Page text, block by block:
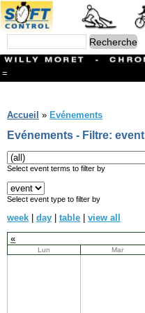
=
Branches
CONTACT
Ski ALPIN
Triathlon
Ski Nordique
Courses à pieds
Athlétisme
Slalom In-Line
Caisse à savon
Coupe "Journal La Gruyère"
Accueil » Evénements
Evénements - Filtre: event
Select event terms to filter by
Select event type to filter by
week | day | table | view all
«
Lun Mar